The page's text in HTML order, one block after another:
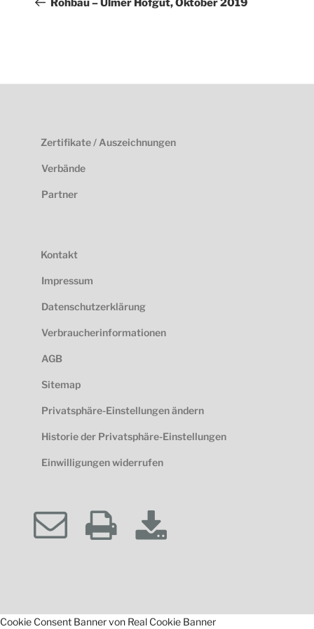
Zertifikate / Auszeichnungen
Verbände
Partner
Kontakt
Impressum
Datenschutzerklärung
Verbraucherinformationen
AGB
Sitemap
Privatsphäre-Einstellungen ändern
Historie der Privatsphäre-Einstellungen
Einwilligungen widerrufen
Cookie Consent Banner von Real Cookie Banner